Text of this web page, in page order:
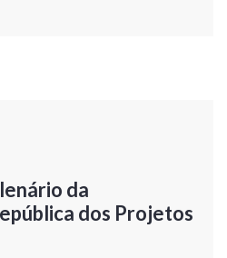
da
dos Projetos